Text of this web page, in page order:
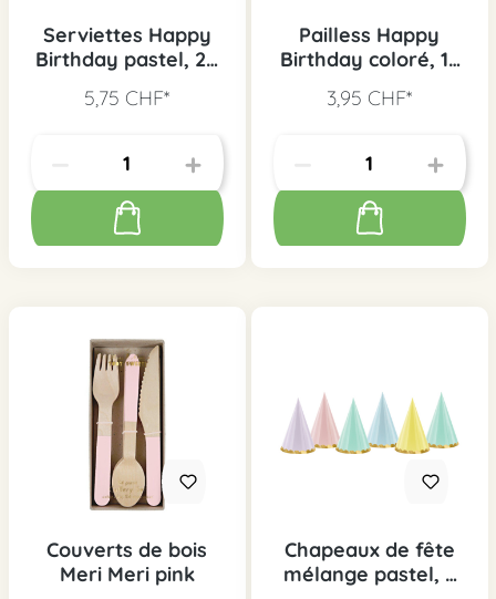
Serviettes Happy
Birthday pastel, 20
5,75 CHF*
Pailless Happy
Birthday coloré, 12
3,95 CHF*
Couverts de bois
Meri Meri pink
Chapeaux de fête
mélange pastel, 6